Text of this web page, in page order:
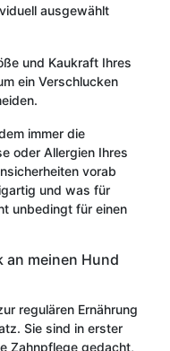
ausgewählt
und Kaukraft Ihres
ein Verschlucken
immer die
oder Allergien Ihres
vorab
und was für
unbedingt für einen
an meinen Hund
regulären Ernährung
Sie sind in erster
Zahnpflege gedacht,